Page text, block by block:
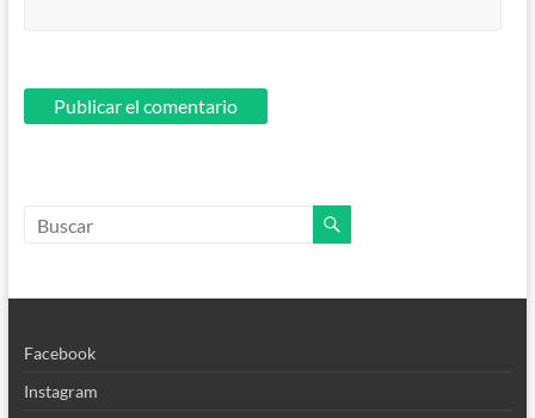
Facebook
Instagram